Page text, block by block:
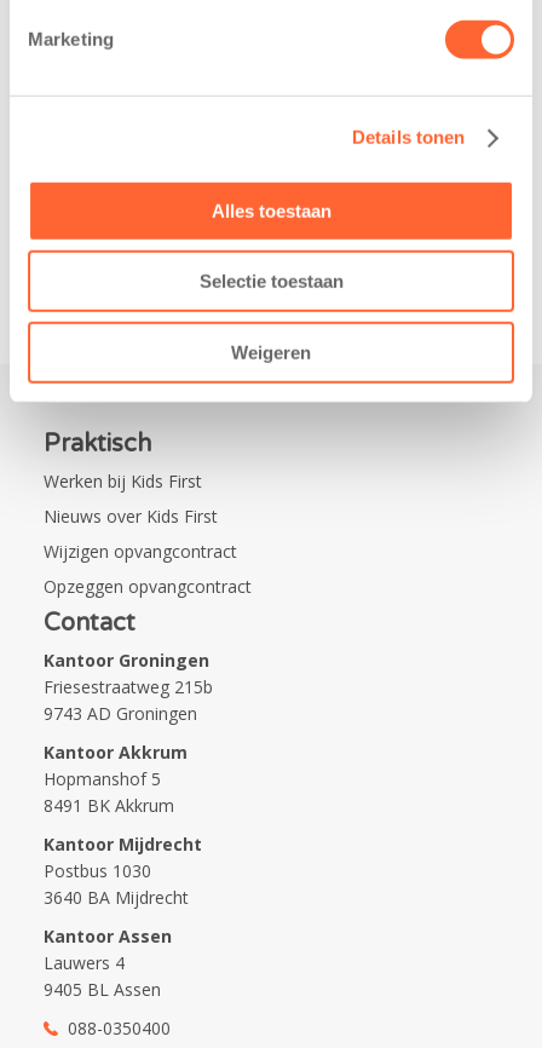
Marketing
Details tonen
Alles toestaan
Selectie toestaan
Weigeren
realisatie van een
nieuw
Na…
namelijk de
nieuwe
naamsponsor
van…
Praktisch
Werken bij Kids First
Nieuws over Kids First
Wijzigen opvangcontract
Opzeggen opvangcontract
Contact
Kantoor Groningen
Friesestraatweg 215b
9743 AD Groningen
Kantoor Akkrum
Hopmanshof 5
8491 BK Akkrum
Kantoor Mijdrecht
Postbus 1030
3640 BA Mijdrecht
Kantoor Assen
Lauwers 4
9405 BL Assen
088-0350400